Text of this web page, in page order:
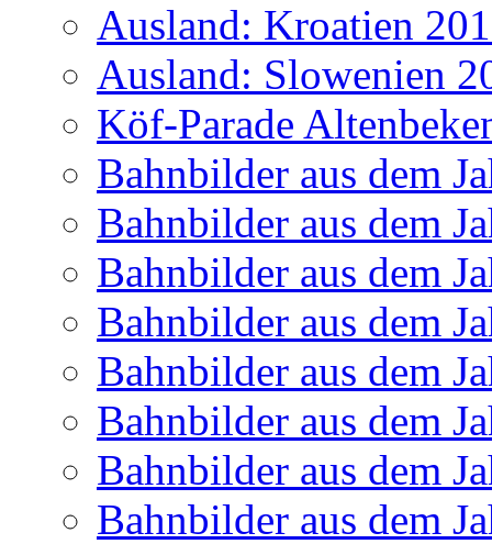
Ausland: Kroatien
Ausland: Slowenien
Köf-Parade
Bahnbilder aus dem
Bahnbilder aus dem
Bahnbilder aus dem
Bahnbilder aus dem
Bahnbilder aus dem
Bahnbilder aus dem
Bahnbilder aus dem
Bahnbilder aus dem